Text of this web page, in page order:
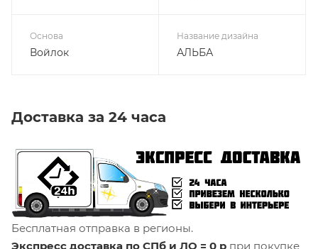
Основа
Войлок
Название дизайна
АЛЬБА
Доставка за 24 часа
Бесплатная отправка в регионы.
Экспресс доставка по СПб и ЛО = 0 р при покупке